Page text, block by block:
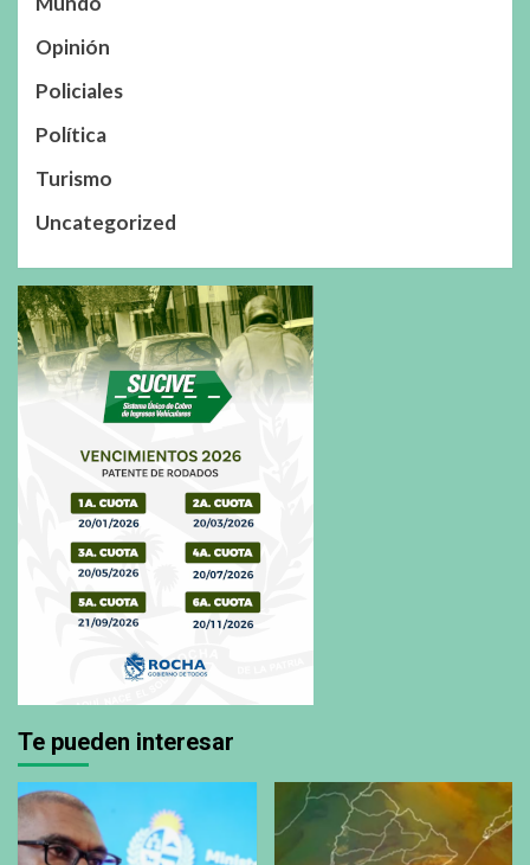
Opinión
Policiales
Política
Turismo
Uncategorized
Te pueden interesar